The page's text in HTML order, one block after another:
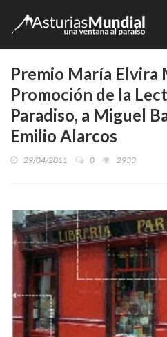
Premio María Elvira
Promoción de la
Paradiso, a Miguel
Emilio Alarcos
29/04/2011 0 2933